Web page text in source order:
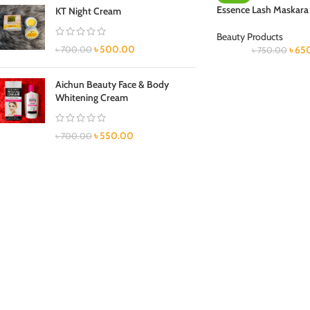
KT Night Cream
৳700.00 ৳500.00
Aichun Beauty Face & Body
Whitening Cream
৳700.00 ৳550.00
Essence Lash Maskara
Beauty Products
৳750.00 ৳